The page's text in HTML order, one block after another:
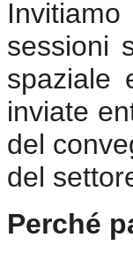
sessioni
spaziale
inviate
del
del
Perché